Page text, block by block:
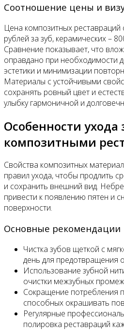
Соотношение цены и
Цена композитных реставраций
рублей за зуб, керамических –
Сравнение показывает, что
оправдано при необходимости
эстетики и минимизации
Материалы с устойчивыми
сохранять ровный цвет и
улыбку гармоничной и
Особенности ухода
композитными
Свойства композитных
правил ухода, чтобы продлить
и сохранить внешний вид.
привести к появлению пятен и
поверхности.
Основные рекомендации
Чистка зубов щеткой с
день для предотвращения
Использование зубной
очистки межзубных
Сокращение потребления
способных окрашивать
Регулярные
полировка реставраций